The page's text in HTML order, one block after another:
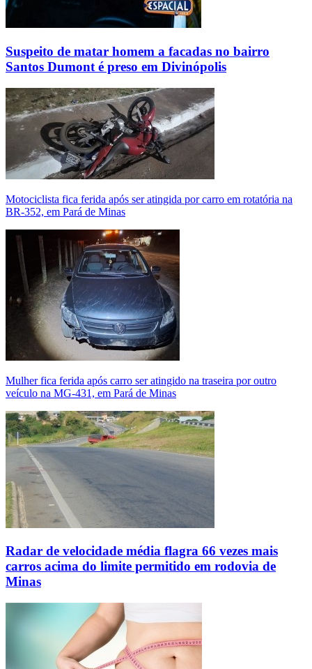
Suspeito de matar homem a facadas no bairro
Santos Dumont é preso em Divinópolis
Motociclista fica ferida após ser atingida por carro em rotatória na
BR-352, em Pará de Minas
Mulher fica ferida após carro ser atingido na traseira por outro
veículo na MG-431, em Pará de Minas
Radar de velocidade média flagra 66 vezes mais
carros acima do limite permitido em rodovia de
Minas